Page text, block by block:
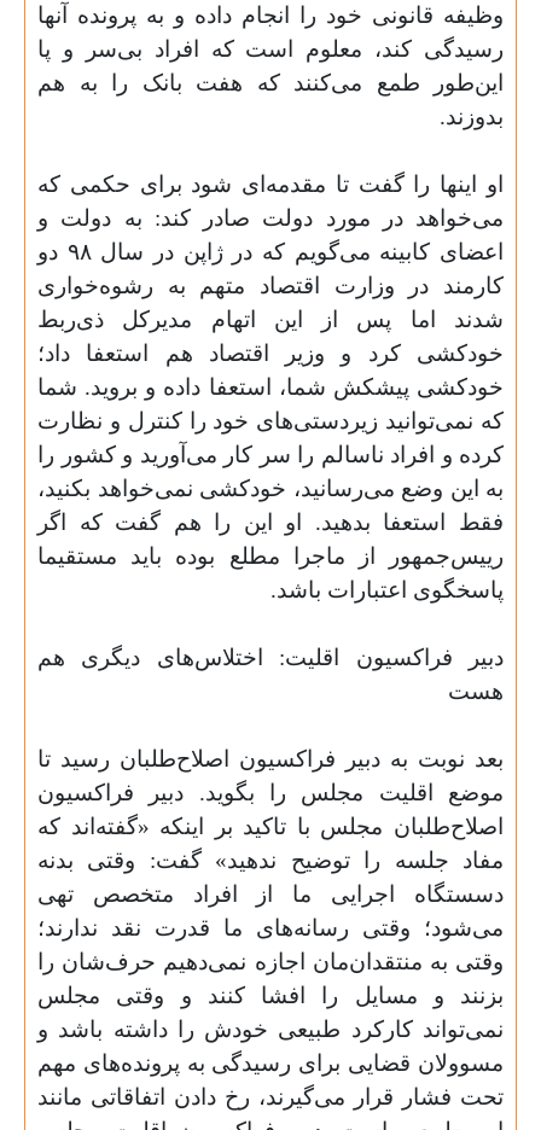
وظیفه قانونی خود را انجام داده و به پرونده آنها
رسیدگی کند، معلوم است که افراد بی‌سر و پا
این‌طور طمع می‌کنند که هفت بانک را به هم
بدوزند.
او اینها را گفت تا مقدمه‌ای شود برای حکمی که
می‌خواهد در مورد دولت صادر کند: به دولت و
اعضای کابینه می‌گویم که در ژاپن در سال ۹۸ دو
کارمند در وزارت اقتصاد متهم به رشوه‌خواری
شدند اما پس از این اتهام مدیرکل ذی‌ربط
خودکشی کرد و وزیر اقتصاد هم استعفا داد؛
خودکشی پیشکش شما، استعفا داده و بروید. شما
که نمی‌توانید زیردستی‌های خود را کنترل و نظارت
کرده و افراد ناسالم را سر کار می‌آورید و کشور را
به این وضع می‌رسانید، خودکشی نمی‌خواهد بکنید،
فقط استعفا بدهید. او این را هم گفت که اگر
رییس‌جمهور از ماجرا مطلع بوده باید ‌مستقیما
پاسخگوی اعتبارات باشد.
دبیر فراکسیون اقلیت: اختلاس‌های دیگری هم
هست
بعد نوبت به دبیر فراکسیون اصلاح‌طلبان رسید تا
موضع اقلیت مجلس را بگوید. دبیر فراکسیون
اصلاح‌طلبان مجلس با تاکید بر اینکه «گفته‌اند که
مفاد جلسه را توضیح ندهید» گفت: وقتی بدنه
دسستگاه اجرایی ما از افراد متخصص تهی
می‌شود؛ وقتی رسانه‌های ما قدرت نقد ندارند؛
وقتی به منتقدان‌مان اجازه نمی‌دهیم حرف‌شان را
بزنند و مسایل را افشا کنند و وقتی مجلس
نمی‌تواند کارکرد طبیعی خودش را داشته باشد و
مسوولان قضایی برای رسیدگی به پرونده‌های مهم
تحت فشار قرار می‌گیرند، رخ دادن اتفاقاتی مانند